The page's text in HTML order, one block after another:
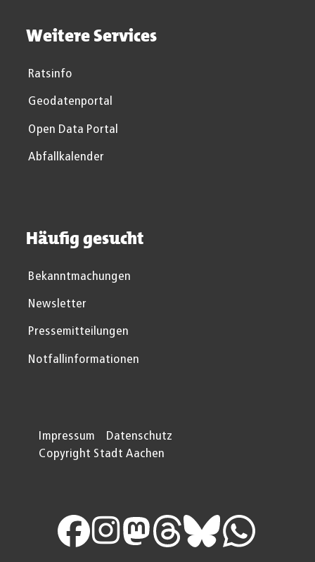
Weitere Services
Ratsinfo
Geodatenportal
Open Data Portal
Abfallkalender
Häufig gesucht
Bekanntmachungen
Newsletter
Pressemitteilungen
Notfallinformationen
Impressum
Datenschutz
Copyright Stadt Aachen